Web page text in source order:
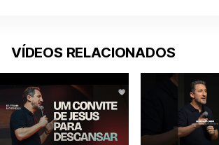
VÍDEOS RELACIONADOS